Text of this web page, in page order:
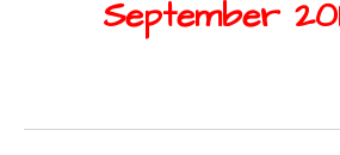
September